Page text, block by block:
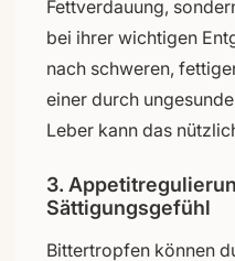
Fettverdauung,
bei ihrer wichtigen
nach schweren,
einer durch
Leber kann das
3.
Sättigungsgefühl
Bittertropfen können